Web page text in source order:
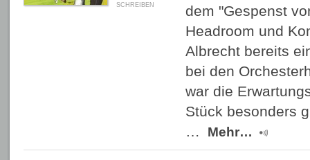
SCHREIBEN
dem "Gespenst
Headroom und
Albrecht bereits
bei den
war die
Stück besonders
…
Mehr…